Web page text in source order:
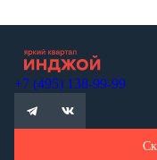
+7 (495) 138-99-99